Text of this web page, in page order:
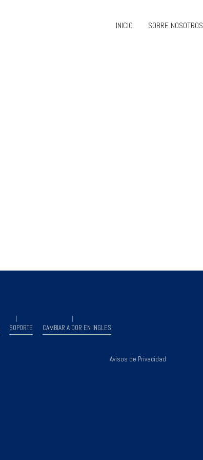
INICIO SOBRE NOSOTROS
SOPORTE CAMBIAR A DOR EN INGLES
Avisos de Privacidad